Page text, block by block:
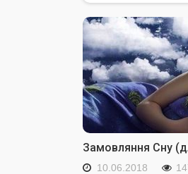
Замовляння Сну
10.06.2018